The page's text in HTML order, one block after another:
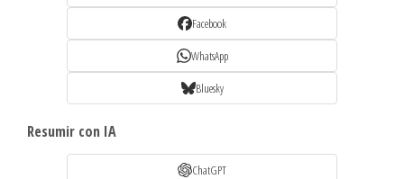
Facebook
WhatsApp
Bluesky
Resumir con IA
ChatGPT